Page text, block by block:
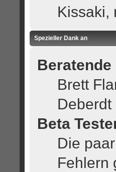
Kissaki,
Spezieller Dank an
Brett
Deberdt
Beta
Die
Fehlern